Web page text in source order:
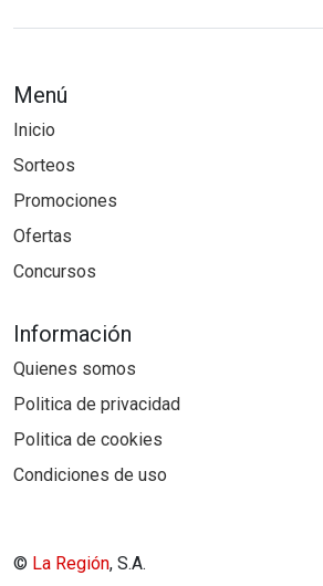
Menú
Inicio
Sorteos
Promociones
Ofertas
Concursos
Información
Quienes somos
Politica de privacidad
Politica de cookies
Condiciones de uso
© La Región, S.A.